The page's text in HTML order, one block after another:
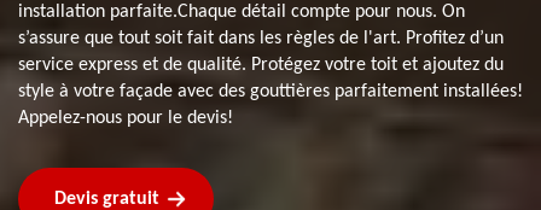
installation parfaite.Chaque détail compte pour nous. On
s’assure que tout soit fait dans les règles de l'art. Profitez d’un
service express et de qualité. Protégez votre toit et ajoutez du
style à votre façade avec des gouttières parfaitement installées!
Appelez-nous pour le devis!
Devis gratuit